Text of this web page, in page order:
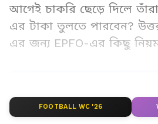
আগেই চাকরি ছেড়ে দিলে
এর টাকা তুলতে পারবেন?
এর জন্য EPFO-এর কিছু
2
FOOTBALL WC '26